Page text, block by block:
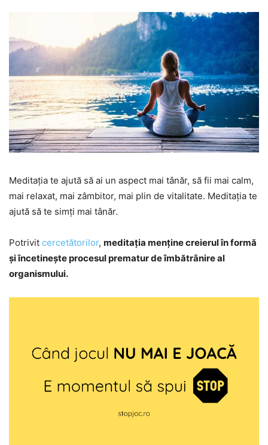
Meditația te ajută să ai un aspect mai tânăr, să fii mai calm,
mai relaxat, mai zâmbitor, mai plin de vitalitate. Meditația te
ajută să te simți mai tânăr.
Potrivit cercetătorilor, meditația menține creierul în formă
și încetinește procesul prematur de îmbătrânire al
organismului.